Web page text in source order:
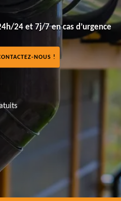
24 et 7j/7 en cas d’urgence
NOUS !